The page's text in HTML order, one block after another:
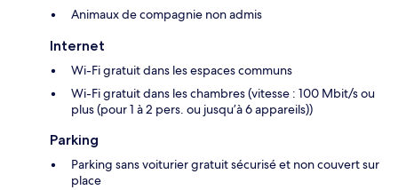
Animaux de compagnie non admis
Internet
Wi-Fi gratuit dans les espaces communs
Wi-Fi gratuit dans les chambres (vitesse : 100 Mbit/s ou
plus (pour 1 à 2 pers. ou jusqu’à 6 appareils))
Parking
Parking sans voiturier gratuit sécurisé et non couvert sur
place